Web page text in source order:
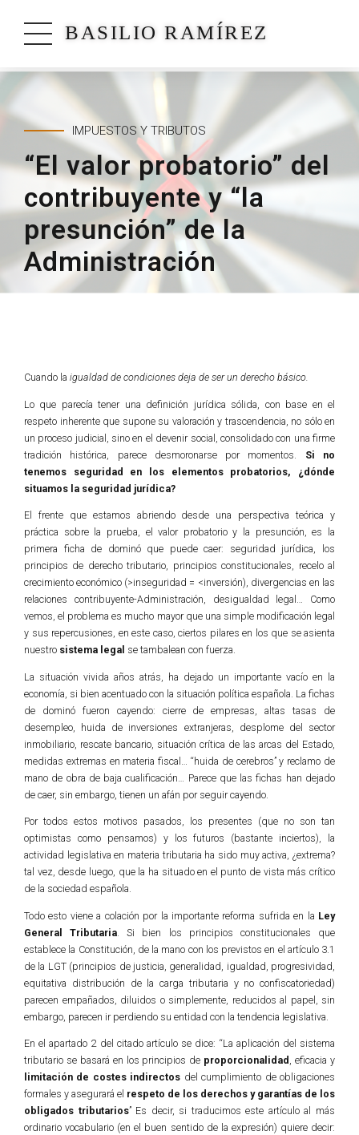
BASILIO RAMÍREZ
IMPUESTOS Y TRIBUTOS
“El valor probatorio” del
contribuyente y “la
presunción” de la
Administración
Cuando la igualdad de condiciones deja de ser un derecho básico.
Lo que parecía tener una definición jurídica sólida, con base en el
respeto inherente que supone su valoración y trascendencia, no sólo en
un proceso judicial, sino en el devenir social, consolidado con una firme
tradición histórica, parece desmoronarse por momentos. Si no
tenemos seguridad en los elementos probatorios, ¿dónde
situamos la seguridad jurídica?
El frente que estamos abriendo desde una perspectiva teórica y
práctica sobre la prueba, el valor probatorio y la presunción, es la
primera ficha de dominó que puede caer: seguridad jurídica, los
principios de derecho tributario, principios constitucionales, recelo al
crecimiento económico (>inseguridad = <inversión), divergencias en las
relaciones contribuyente-Administración, desigualdad legal… Como
vemos, el problema es mucho mayor que una simple modificación legal
y sus repercusiones, en este caso, ciertos pilares en los que se asienta
nuestro sistema legal se tambalean con fuerza.
La situación vivida años atrás, ha dejado un importante vacío en la
economía, si bien acentuado con la situación política española. La fichas
de dominó fueron cayendo: cierre de empresas, altas tasas de
desempleo, huida de inversiones extranjeras, desplome del sector
inmobiliario, rescate bancario, situación crítica de las arcas del Estado,
medidas extremas en materia fiscal… “huida de cerebros” y reclamo de
mano de obra de baja cualificación… Parece que las fichas han dejado
de caer, sin embargo, tienen un afán por seguir cayendo.
Por todos estos motivos pasados, los presentes (que no son tan
optimistas como pensamos) y los futuros (bastante inciertos), la
actividad legislativa en materia tributaria ha sido muy activa, ¿extrema?
tal vez, desde luego, que la ha situado en el punto de vista más crítico
de la sociedad española.
Todo esto viene a colación por la importante reforma sufrida en la Ley
General Tributaria . Si bien los principios constitucionales que
establece la Constitución, de la mano con los previstos en el artículo 3.1
de la LGT (principios de justicia, generalidad, igualdad, progresividad,
equitativa distribución de la carga tributaria y no confiscatoriedad)
parecen empañados, diluidos o simplemente, reducidos al papel, sin
embargo, parecen ir perdiendo su entidad con la tendencia legislativa.
En el apartado 2 del citado artículo se dice: “La aplicación del sistema
tributario se basará en los principios de proporcionalidad , eficacia y
limitación de costes indirectos del cumplimiento de obligaciones
formales y asegurará el respeto de los derechos y garantías de los
obligados tributarios” Es decir, si traducimos este artículo al más
ordinario vocabulario (en el buen sentido de la expresión) quiere decir: